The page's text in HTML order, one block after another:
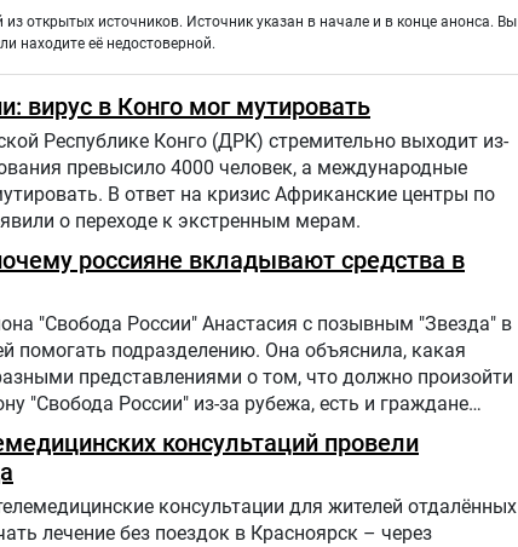
из открытых источников. Источник указан в начале и в конце анонса. Вы
находите её недостоверной.
вирус в Конго мог мутировать
Республике Конго (ДРК) стремительно выходит из-
превысило 4000 человек, а международные
В ответ на кризис Африканские центры по
о переходе к экстренным мерам.
россияне вкладывают средства в
"Свобода России" Анастасия с позывным "Звезда" в
помогать подразделению. Она объяснила, какая
представлениями о том, что должно произойти
"Свобода России" из-за рубежа, есть и граждане
консультаций провели
консультации для жителей отдалённых
лечение без поездок в Красноярск – через